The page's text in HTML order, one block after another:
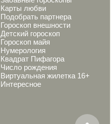
Карты любви
Подобрать партнера
Гороскоп внешности
Детский гороскоп
Гороскоп майя
Нумерология
Квадрат Пифагора
Число рождения
Виртуальная жилетка 16+
Интересное